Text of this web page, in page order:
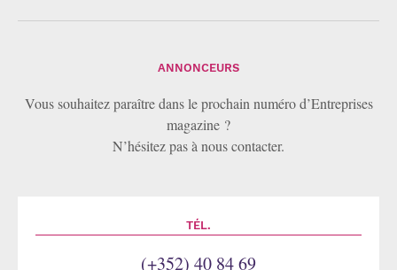
ANNONCEURS
Vous souhaitez paraître dans le prochain numéro d’Entreprises
magazine ?
N’hésitez pas à nous contacter.
TÉL.
(+352) 40 84 69